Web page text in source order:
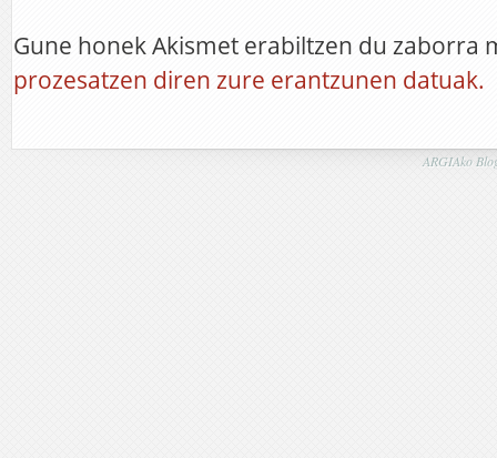
Gune honek Akismet erabiltzen du zaborra
prozesatzen diren zure erantzunen datuak.
ARGIAko